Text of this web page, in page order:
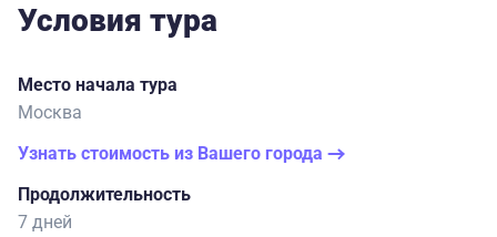
Условия тура
Место начала тура
Москва
Узнать стоимость из Вашего города
Продолжительность
7 дней